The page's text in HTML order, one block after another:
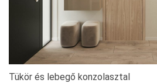
Tükör és lebegő konzolasztal